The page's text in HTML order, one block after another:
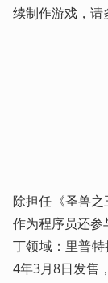
续制作游戏，请
除担任《圣兽
作为程序员还
丁领域：里普
4年3月8日发售